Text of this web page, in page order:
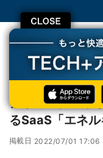
TECH+ 企業IT
クラ
アリババクラウド、炭素排
アリババクラウ
るSaaS「エネル
掲載日 2022/07/01 17:06